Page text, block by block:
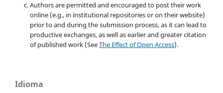
Authors are permitted and encouraged to post their work
online (e.g., in institutional repositories or on their website)
prior to and during the submission process, as it can lead to
productive exchanges, as well as earlier and greater citation
of published work (SeeThe Effect of Open Access).
Idioma